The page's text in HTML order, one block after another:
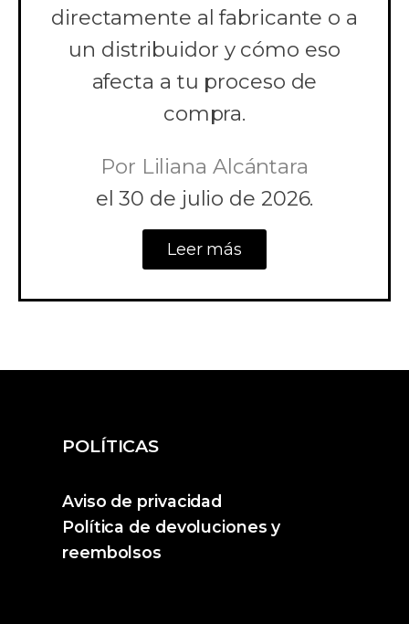
directamente al fabricante o a
un distribuidor y cómo eso
afecta a tu proceso de
compra.
Por Liliana Alcántara
el 30 de julio de 2026.
Leer más
POLÍTICAS
Aviso de privacidad
Política de devoluciones y
reembolsos